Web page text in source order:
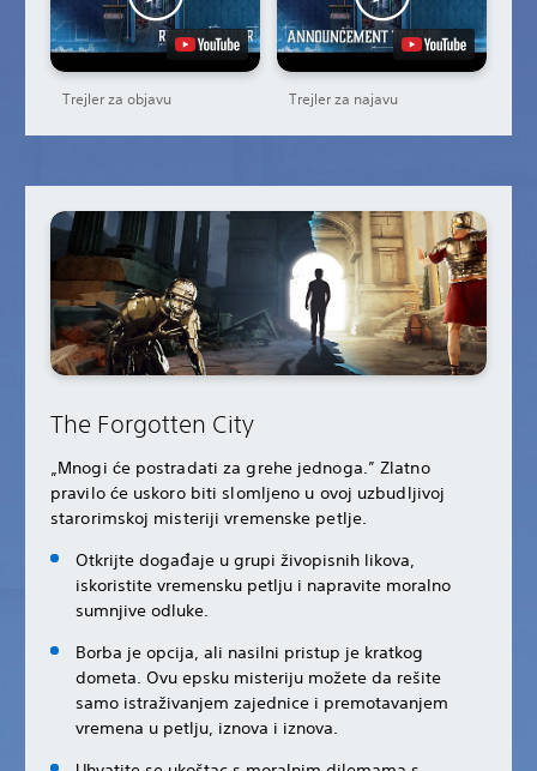
Trejler za objavu Trejler za najavu
The Forgotten City
„Mnogi će postradati za grehe jednoga.” Zlatno
pravilo će uskoro biti slomljeno u ovoj uzbudljivoj
starorimskoj misteriji vremenske petlje.
Otkrijte događaje u grupi živopisnih likova,
iskoristite vremensku petlju i napravite moralno
sumnjive odluke.
Borba je opcija, ali nasilni pristup je kratkog
dometa. Ovu epsku misteriju možete da rešite
samo istraživanjem zajednice i premotavanjem
vremena u petlju, iznova i iznova.